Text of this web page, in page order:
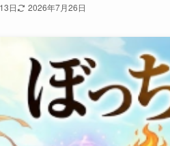
日 2026年7月26日